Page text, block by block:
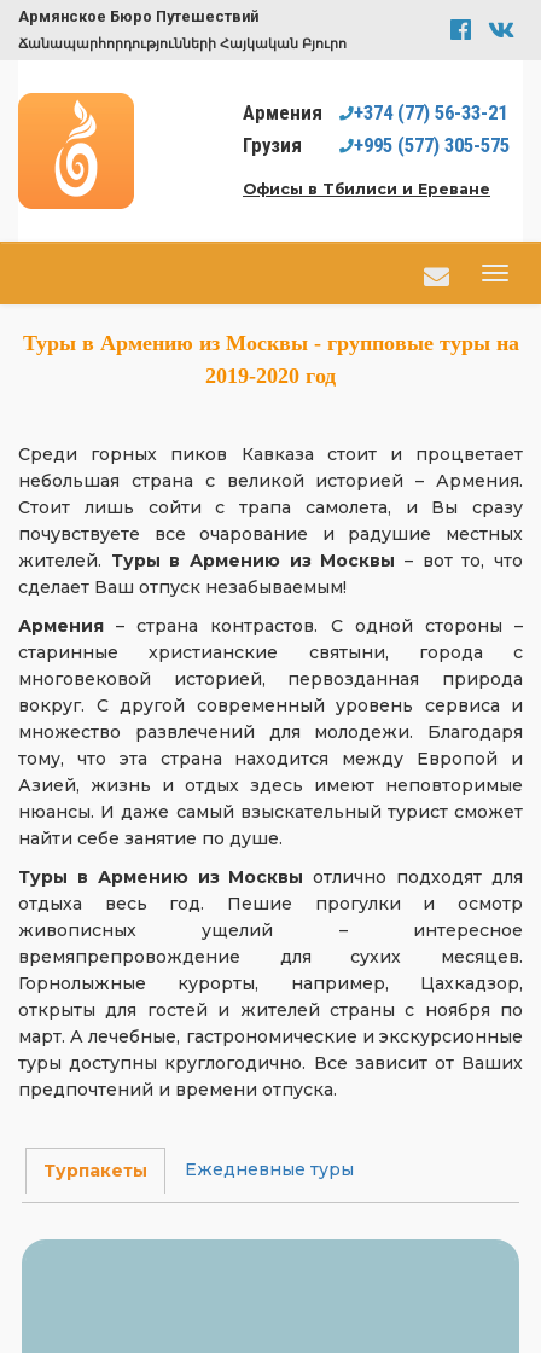
Армянское Бюро Путешествий
Ճանապարհորդությունների Հայկական Բյուրո
Армения +374 (77) 56-33-21
Грузия
+995 (577) 305-575
Офисы в Тбилиси и Ереване
Туры в Армению из Москвы - групповые туры на
2019-2020 год
Среди горных пиков Кавказа стоит и процветает
небольшая страна с великой историей – Армения.
Стоит лишь сойти с трапа самолета, и Вы сразу
почувствуете все очарование и радушие местных
жителей. Туры в Армению из Москвы – вот то, что
сделает Ваш отпуск незабываемым!
Армения – страна контрастов. С одной стороны –
старинные христианские святыни, города с
многовековой историей, первозданная природа
вокруг. С другой современный уровень сервиса и
множество развлечений для молодежи. Благодаря
тому, что эта страна находится между Европой и
Азией, жизнь и отдых здесь имеют неповторимые
нюансы. И даже самый взыскательный турист сможет
найти себе занятие по душе.
Туры в Армению из Москвы отлично подходят для
отдыха весь год. Пешие прогулки и осмотр
живописных ущелий – интересное
времяпрепровождение для сухих месяцев.
Горнолыжные курорты, например, Цахкадзор,
открыты для гостей и жителей страны с ноября по
март. А лечебные, гастрономические и экскурсионные
туры доступны круглогодично. Все зависит от Ваших
предпочтений и времени отпуска.
Турпакеты Ежедневные туры